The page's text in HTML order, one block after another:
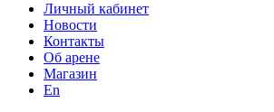
Личный кабинет
Новости
Контакты
Об арене
Магазин
En